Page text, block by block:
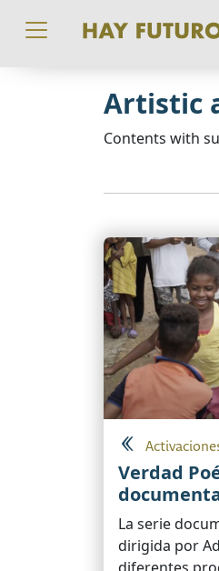
Artistic
Contents with
Verdad
La serie
dirigida por